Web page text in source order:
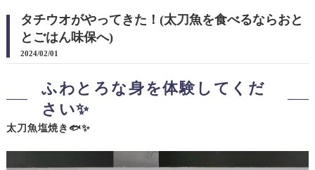
タチウオがやってきた！(太刀魚を食べるならおと
とごはん味保へ)
2024/02/01
太刀魚塩焼き🐟✨
ふわとろな身を体験してくだ
さい✨